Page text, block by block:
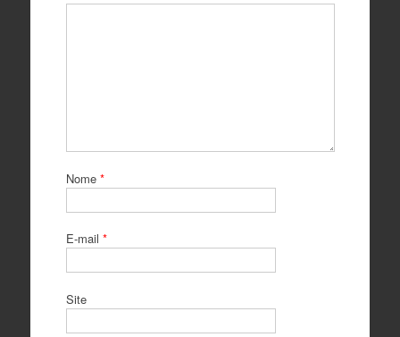
Nome *
E-mail *
Site